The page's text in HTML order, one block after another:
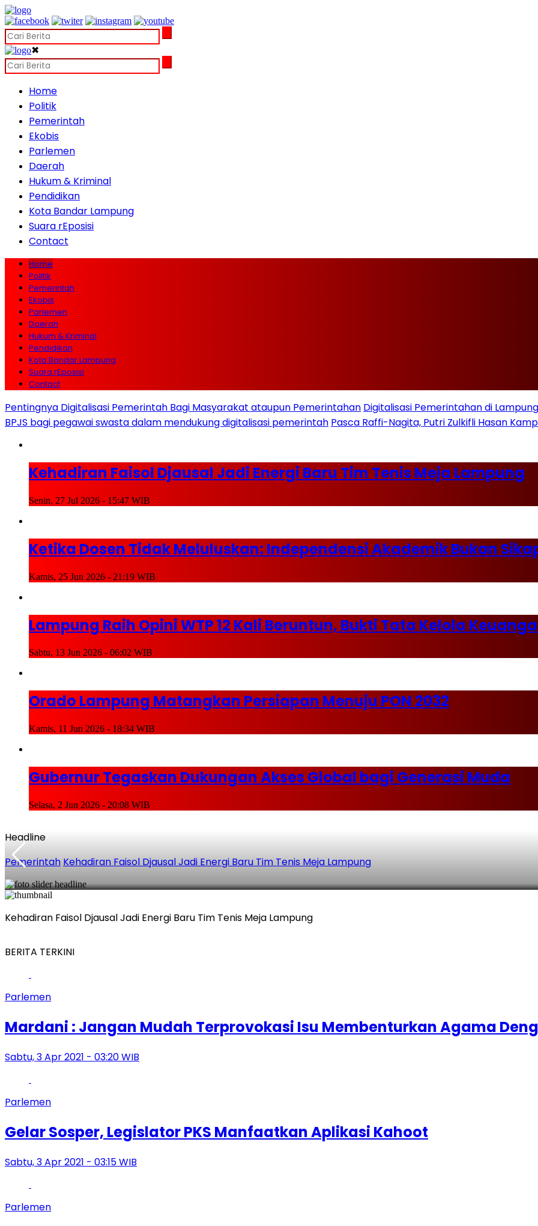
✖
Home
Politik
Pemerintah
Ekobis
Parlemen
Daerah
Hukum & Kriminal
Pendidikan
Kota Bandar Lampung
Suara rEposisi
Contact
Home
Politik
Pemerintah
Ekobis
Parlemen
Daerah
Hukum & Kriminal
Pendidikan
Kota Bandar Lampung
Suara rEposisi
Contact
Pentingnya Digitalisasi Pemerintah Bagi Masyarakat ataupun Pemerintahan Digitalisasi Pemerintahan di
BPJS bagi pegawai swasta dalam mendukung digitalisasi pemerintah Pasca Raffi-Nagita, Putri Zulkifli Hasan
Kehadiran Faisol Djausal Jadi Energi Baru Tim Tenis Meja Lampung
Senin, 27 Jul 2026 - 15:47 WIB
Ketika Dosen Tidak Meluluskan: Independensi Akademik Bukan
Kamis, 25 Jun 2026 - 21:19 WIB
Lampung Raih Opini WTP 12 Kali Beruntun, Bukti Tata Kelola
Sabtu, 13 Jun 2026 - 06:02 WIB
Orado Lampung Matangkan Persiapan Menuju PON 2032
Kamis, 11 Jun 2026 - 18:34 WIB
Gubernur Tegaskan Dukungan Akses Global bagi Generasi Muda
Selasa, 2 Jun 2026 - 20:08 WIB
Headline
Pemerintah Kehadiran Faisol Djausal Jadi Energi Baru Tim Tenis Meja Lampung
Kehadiran Faisol Djausal Jadi Energi Baru Tim Tenis Meja Lampung
BERITA TERKINI
Parlemen
Mardani : Jangan Mudah Terprovokasi Isu Membenturkan Agama
Sabtu, 3 Apr 2021 - 03:20 WIB
Parlemen
Gelar Sosper, Legislator PKS Manfaatkan Aplikasi Kahoot
Sabtu, 3 Apr 2021 - 03:15 WIB
Parlemen